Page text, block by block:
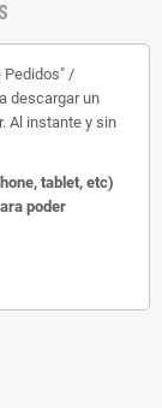
Pedidos" /
descargar un
Al instante y sin
tablet, etc)
poder